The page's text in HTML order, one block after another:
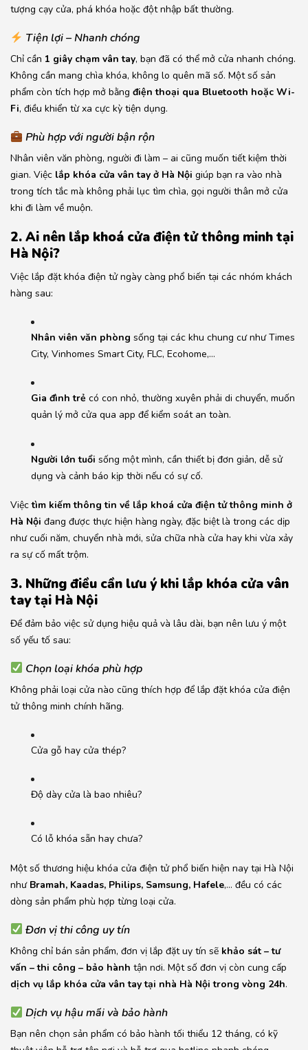
tượng cạy cửa, phá khóa hoặc đột nhập bất thường.
Tiện lợi – Nhanh chóng
Chỉ cần 1 giây chạm vân tay, bạn đã có thể mở cửa nhanh chóng.
Không cần mang chìa khóa, không lo quên mã số. Một số sản
phẩm còn tích hợp mở bằng điện thoại qua Bluetooth hoặc Wi-
Fi, điều khiển từ xa cực kỳ tiện dụng.
Phù hợp với người bận rộn
Nhân viên văn phòng, người đi làm – ai cũng muốn tiết kiệm thời
gian. Việc lắp khóa cửa vân tay ở Hà Nội giúp bạn ra vào nhà
trong tích tắc mà không phải lục tìm chìa, gọi người thân mở cửa
khi đi làm về muộn.
2. Ai nên lắp khoá cửa điện tử thông minh tại
Hà Nội?
Việc lắp đặt khóa điện tử ngày càng phổ biến tại các nhóm khách
hàng sau:
Nhân viên văn phòng sống tại các khu chung cư như Times
City, Vinhomes Smart City, FLC, Ecohome,…
Gia đình trẻ có con nhỏ, thường xuyên phải di chuyển, muốn
quản lý mở cửa qua app để kiểm soát an toàn.
Người lớn tuổi sống một mình, cần thiết bị đơn giản, dễ sử
dụng và cảnh báo kịp thời nếu có sự cố.
Việctìm kiếm thông tin về lắp khoá cửa điện tử thông minh ở
Hà Nội đang được thực hiện hàng ngày, đặc biệt là trong các dịp
như cuối năm, chuyển nhà mới, sửa chữa nhà cửa hay khi vừa xảy
ra sự cố mất trộm.
3. Những điều cần lưu ý khi lắp khóa cửa vân
tay tại Hà Nội
Để đảm bảo việc sử dụng hiệu quả và lâu dài, bạn nên lưu ý một
số yếu tố sau:
Chọn loại khóa phù hợp
Không phải loại cửa nào cũng thích hợp để lắp đặt khóa cửa điện
tử thông minh chính hãng.
Cửa gỗ hay cửa thép?
Độ dày cửa là bao nhiêu?
Có lỗ khóa sẵn hay chưa?
Một số thương hiệu khóa cửa điện tử phổ biến hiện nay tại Hà Nội
như Bramah, Kaadas, Philips, Samsung, Hafele,… đều có các
dòng sản phẩm phù hợp từng loại cửa.
Đơn vị thi công uy tín
Không chỉ bán sản phẩm, đơn vị lắp đặt uy tín sẽ khảo sát – tư
vấn – thi công – bảo hành tận nơi. Một số đơn vị còn cung cấp
dịch vụ lắp khóa cửa vân tay tại nhà Hà Nội trong vòng 24h.
Dịch vụ hậu mãi và bảo hành
Bạn nên chọn sản phẩm có bảo hành tối thiểu 12 tháng, có kỹ